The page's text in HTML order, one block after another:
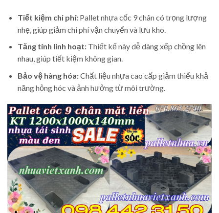
Tiết kiệm chi phí:Pallet nhựa cốc 9 chân có trọng lượng
nhẹ, giúp giảm chi phí vận chuyển và lưu kho.
Tăng tính linh hoạt:Thiết kế này dễ dàng xếp chồng lên
nhau, giúp tiết kiệm không gian.
Bảo vệ hàng hóa:Chất liệu nhựa cao cấp giảm thiểu khả
năng hỏng hóc và ảnh hưởng từ môi trường.